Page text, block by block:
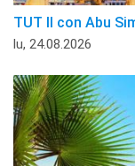
TUT II con Abu
lu, 24.08.2026